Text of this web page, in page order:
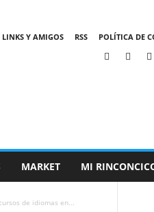
LINKS Y AMIGOS RSS POLÍTICA DE
MARKET MI
de idiomas en...